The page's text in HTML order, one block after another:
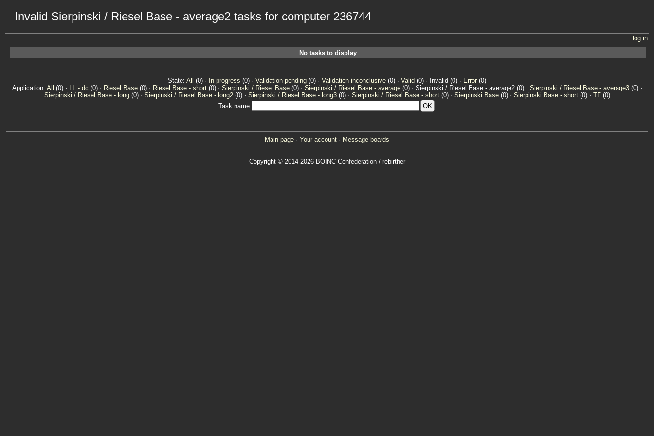
Invalid Sierpinski / Riesel Base - average2 tasks for computer 236744
log in
No tasks to display
State: All (0) · In progress (0) · Validation pending (0) · Validation inconclusive (0) · Valid (0) · Invalid (0) · Error (0)
Application: All (0) · LL - dc (0) · Riesel Base(0) · Riesel Base - short(0) · Sierpinski / Riesel Base(0) · Sierpinski / Riesel Base - average(0) · Sierpinski / Riesel Base - average2 (0) · Sierpinski / Riesel Base - average3(0) ·
Sierpinski / Riesel Base - long(0) · Sierpinski / Riesel Base - long2(0) · Sierpinski / Riesel Base - long3(0) · Sierpinski / Riesel Base - short(0) · Sierpinski Base(0) · Sierpinski Base - short(0) · TF(0)
Task name:
Main page · Your account · Message boards
Copyright © 2014-2026 BOINC Confederation / rebirther